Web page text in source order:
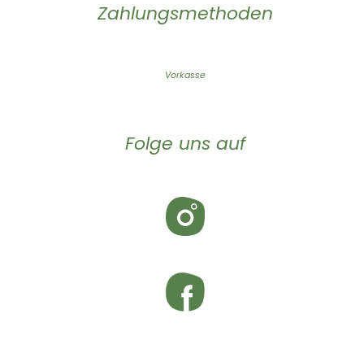
Zahlungsmethoden
Vorkasse
Folge uns auf